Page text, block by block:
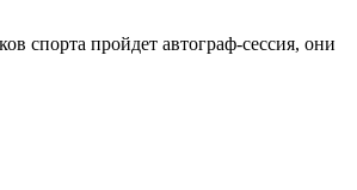
спорта пройдет автограф-сессия, они